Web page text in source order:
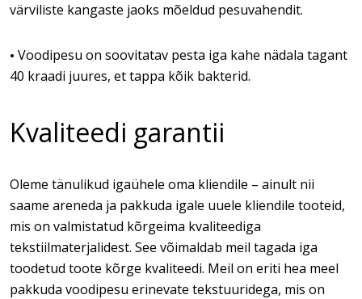
värviliste kangaste jaoks mõeldud pesuvahendit.
• Voodipesu on soovitatav pesta iga kahe nädala tagant
40 kraadi juures, et tappa kõik bakterid.
Kvaliteedi garantii
Oleme tänulikud igaühele oma kliendile – ainult nii
saame areneda ja pakkuda igale uuele kliendile tooteid,
mis on valmistatud kõrgeima kvaliteediga
tekstiilmaterjalidest. See võimaldab meil tagada iga
toodetud toote kõrge kvaliteedi. Meil on eriti hea meel
pakkuda voodipesu erinevate tekstuuridega, mis on